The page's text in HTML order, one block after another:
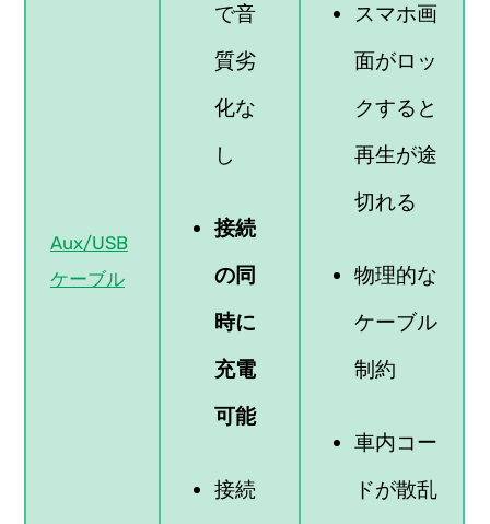
Aux/USB
ケーブル
で音
質劣
化な
し
接続
の同
時に
充電
可能
接続
スマホ画
面がロッ
クすると
再生が途
切れる
物理的な
ケーブル
制約
車内コー
ドが散乱